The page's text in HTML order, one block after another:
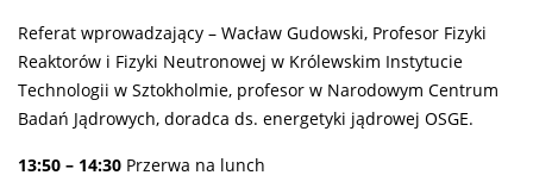
Referat wprowadzający – Wacław Gudowski, Profesor Fizyki
Reaktorów i Fizyki Neutronowej w Królewskim Instytucie
Technologii w Sztokholmie, profesor w Narodowym Centrum
Badań Jądrowych, doradca ds. energetyki jądrowej OSGE.
13:50 – 14:30 Przerwa na lunch